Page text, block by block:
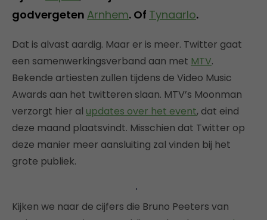
godvergeten Arnhem. Of Tynaarlo.
Dat is alvast aardig. Maar er is meer. Twitter gaat
een samenwerkingsverband aan met MTV.
Bekende artiesten zullen tijdens de Video Music
Awards aan het twitteren slaan. MTV’s Moonman
verzorgt hier al updates over het event, dat eind
deze maand plaatsvindt. Misschien dat Twitter op
deze manier meer aansluiting zal vinden bij het
grote publiek.
Kijken we naar de cijfers die Bruno Peeters van